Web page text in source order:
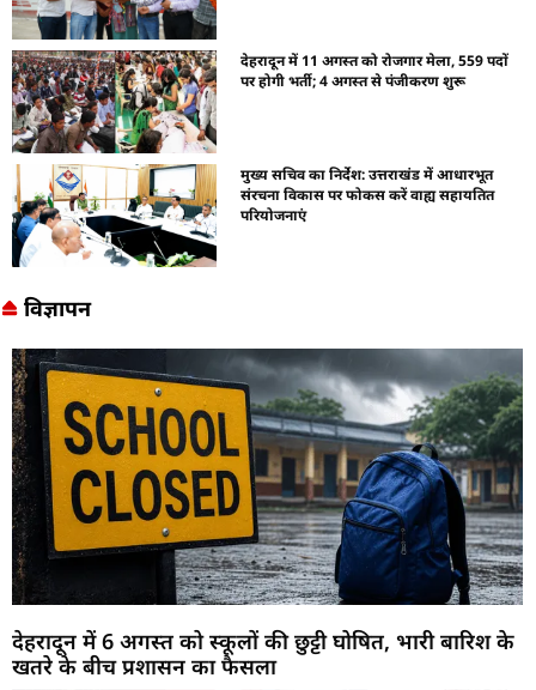
देहरादून में 11 अगस्त को रोजगार मेला, 559 पदों
पर होगी भर्ती; 4 अगस्त से पंजीकरण शुरू
मुख्य सचिव का निर्देश: उत्तराखंड में आधारभूत
संरचना विकास पर फोकस करें वाह्य सहायतित
परियोजनाएं
विज्ञापन
देहरादून में 6 अगस्त को स्कूलों की छुट्टी घोषित, भारी बारिश के
खतरे के बीच प्रशासन का फैसला